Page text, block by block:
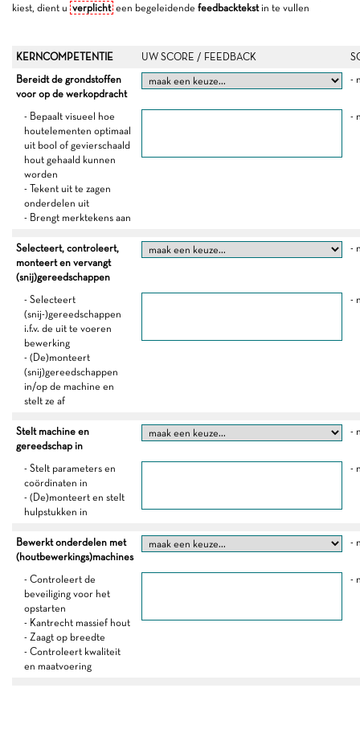
kiest, dient u verplicht een begeleidende feedbacktekstin te vullen
KERNCOMPETENTIE UW SCORE / FEEDBACK
Bereidt de grondstoffen
voor op de werkopdracht
-
- Bepaalt visueel hoe
houtelementen optimaal
uit bool of gevierschaald
hout gehaald kunnen
worden
- Tekent uit te zagen
onderdelen uit
- Brengt merktekens aan
-
Selecteert, controleert,
monteert en vervangt
(snij)gereedschappen
-
- Selecteert
(snij-)gereedschappen
i.f.v. de uit te voeren
bewerking
- (De)monteert
(snij)gereedschappen
in/op de machine en
stelt ze af
-
Stelt machine en
gereedschap in
-
- Stelt parameters en
coördinaten in
- (De)monteert en stelt
hulpstukken in
-
Bewerkt onderdelen met
(houtbewerkings)machines
-
- Controleert de
beveiliging voor het
opstarten
- Kantrecht massief hout
- Zaagt op breedte
- Controleert kwaliteit
en maatvoering
-